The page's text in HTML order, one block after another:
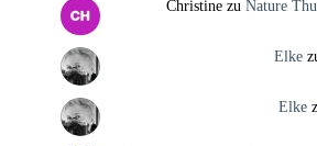
Christinezu Nature
Elke
Elke